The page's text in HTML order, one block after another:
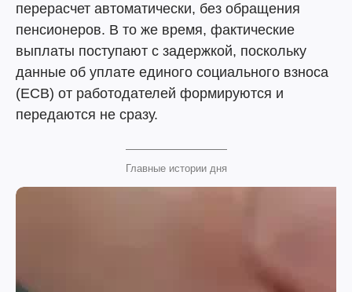
перерасчет автоматически, без обращения
пенсионеров. В то же время, фактические
выплаты поступают с задержкой, поскольку
данные об уплате единого социального взноса
(ЕСВ) от работодателей формируются и
передаются не сразу.
Главные истории дня